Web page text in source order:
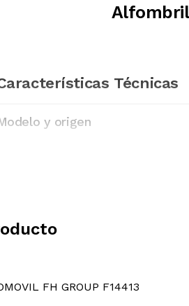
Técnicas
y origen
FH GROUP F14413